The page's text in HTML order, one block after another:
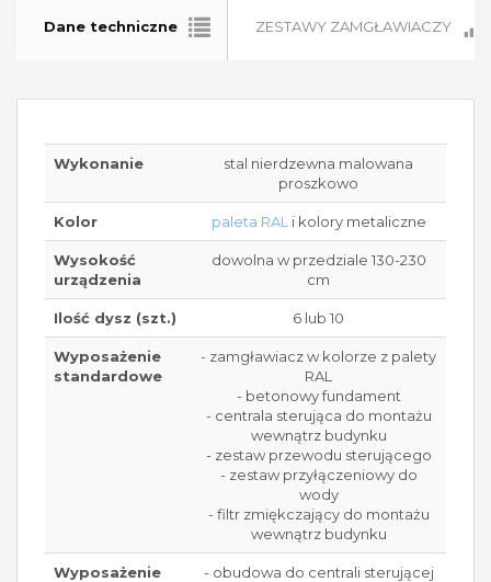
Dane techniczne ZESTAWY ZAMGŁAWIACZY
Wykonanie
stal nierdzewna malowana
proszkowo
Kolor paleta RAL i kolory metaliczne
Wysokość
urządzenia
dowolna w przedziale 130-230
cm
Ilość dysz (szt.) 6 lub 10
Wyposażenie
standardowe
- zamgławiacz w kolorze z palety
RAL
- betonowy fundament
- centrala sterująca do montażu
wewnątrz budynku
- zestaw przewodu sterującego
- zestaw przyłączeniowy do
wody
- filtr zmiękczający do montażu
wewnątrz budynku
Wyposażenie
- obudowa do centrali sterującej